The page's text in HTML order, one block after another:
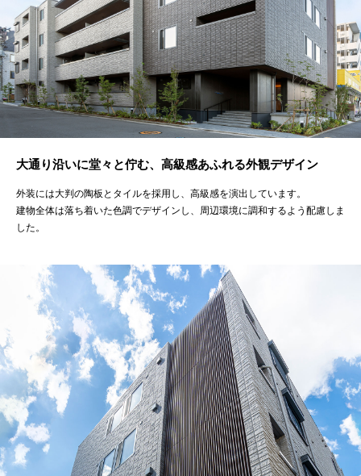
大通り沿いに堂々と佇む、高級感あふれる外観デザイン
外装には大判の陶板とタイルを採用し、高級感を演出しています。
建物全体は落ち着いた色調でデザインし、周辺環境に調和するよう配慮しま
した。